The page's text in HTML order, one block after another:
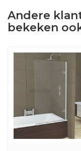
Andere
bekeken